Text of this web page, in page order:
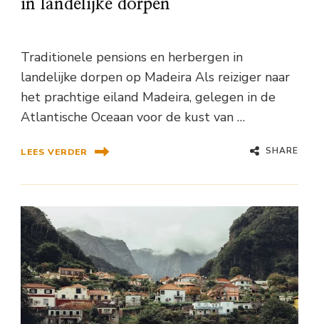
in landelijke dorpen
Traditionele pensions en herbergen in
landelijke dorpen op Madeira Als reiziger naar
het prachtige eiland Madeira, gelegen in de
Atlantische Oceaan voor de kust van …
LEES VERDER SHARE